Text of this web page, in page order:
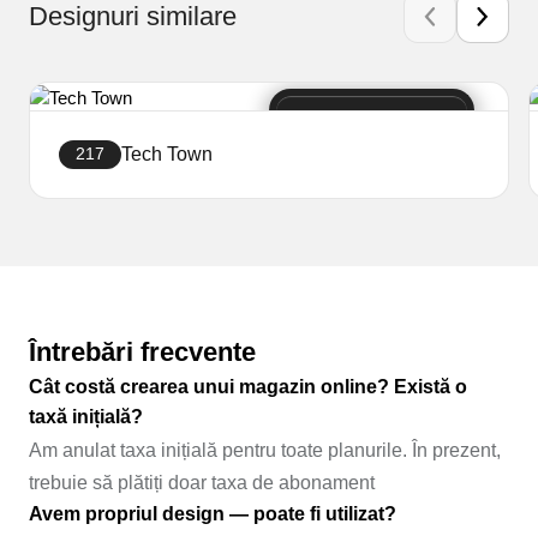
Designuri similare
217 Tech Town
Întrebări frecvente
Cât costă crearea unui magazin online? Există o
taxă inițială?
Am anulat taxa inițială pentru toate planurile. În prezent,
trebuie să plătiți doar taxa de abonament
Avem propriul design — poate fi utilizat?